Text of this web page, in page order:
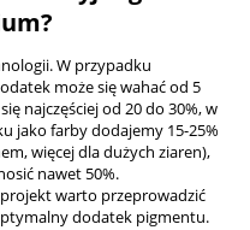
W przypadku
może się wahać od 5
najczęściej od 20 do 30%, w
jako farby dodajemy 15-25%
więcej dla dużych ziaren),
nawet 50%.
warto przeprowadzić
dodatek pigmentu.